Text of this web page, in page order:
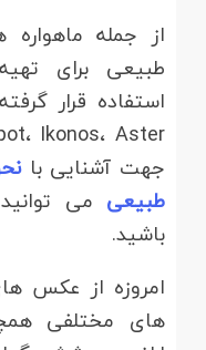
از جمله
طبیعی برای
جهت آشنایی با
طبیعی می
باشید.
امروزه از عکس
های مختلفی